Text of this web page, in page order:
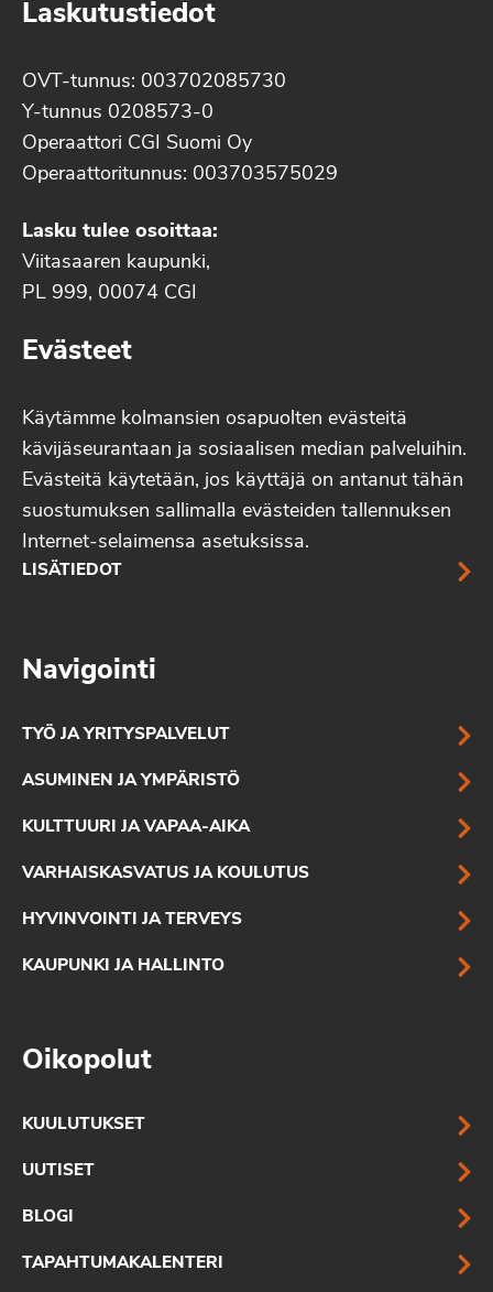
Laskutustiedot
OVT-tunnus: 003702085730
Y-tunnus 0208573-0
Operaattori CGI Suomi Oy
Operaattoritunnus: 003703575029
Lasku tulee osoittaa:
Viitasaaren kaupunki,
PL 999, 00074 CGI
Evästeet
Käytämme kolmansien osapuolten evästeitä
kävijäseurantaan ja sosiaalisen median palveluihin.
Evästeitä käytetään, jos käyttäjä on antanut tähän
suostumuksen sallimalla evästeiden tallennuksen
Internet-selaimensa asetuksissa.
LISÄTIEDOT
Navigointi
TYÖ JA YRITYSPALVELUT
ASUMINEN JA YMPÄRISTÖ
KULTTUURI JA VAPAA-AIKA
VARHAISKASVATUS JA KOULUTUS
HYVINVOINTI JA TERVEYS
KAUPUNKI JA HALLINTO
Oikopolut
KUULUTUKSET
UUTISET
BLOGI
TAPAHTUMAKALENTERI